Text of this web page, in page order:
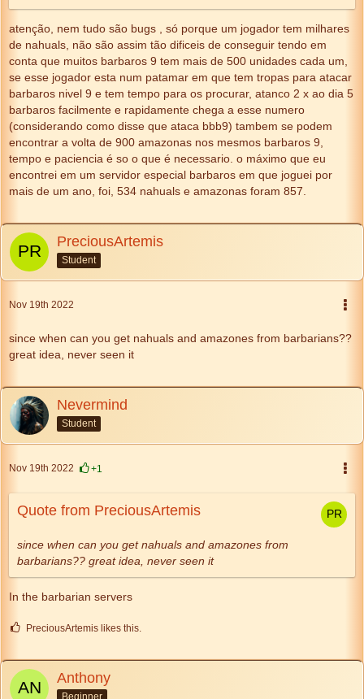
http://tentlan.gamehelper.net/…
C248F587F66147FD1122CF9A6
. Mes coéquipiers vont
bientôt quitter le monde "Chacchoben" car
1 ils sont harcelés par ce joueur avec ses nahuals
2 il y a trop de truquage, de magouille
3 ce joueur à 2 comptes Légolas et Galadriel.
Conclusion : les administrateurs ne veulent pas le bannir et ne
veulent pas arrêter le bug des nahuals en arrêtant cet évent.
Aucun plaisir à jouer dans ces conditions même après avoir
investi 700€ dans ce monde
atenção, nem tudo são bugs , só porque um jogador tem milhares
de nahuals, não são assim tão dificeis de conseguir tendo em
conta que muitos barbaros 9 tem mais de 500 unidades cada um,
se esse jogador esta num patamar em que tem tropas para atacar
barbaros nivel 9 e tem tempo para os procurar, atanco 2 x ao dia 5
barbaros facilmente e rapidamente chega a esse numero
(considerando como disse que ataca bbb9) tambem se podem
encontrar a volta de 900 amazonas nos mesmos barbaros 9,
tempo e paciencia é so o que é necessario. o máximo que eu
encontrei em um servidor especial barbaros em que joguei por
mais de um ano, foi, 534 nahuals e amazonas foram 857.
PreciousArtemis
Student
Nov 19th 2022
since when can you get nahuals and amazones from barbarians??
great idea, never seen it
Nevermind
Student
Nov 19th 2022 +1
Quote from PreciousArtemis
since when can you get nahuals and amazones from
barbarians?? great idea, never seen it
In the barbarian servers
PreciousArtemis likes this.
Anthony
Beginner